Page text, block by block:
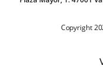
Copyright